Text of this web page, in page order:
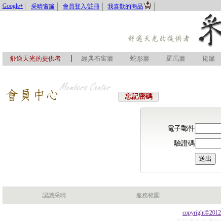
Google+ 采晴窗簾 會員登入/註冊 我喜歡的商品
舒適天光的提供者 | 經典布窗簾 蛇形簾 羅馬簾 捲簾
忘記密碼
電子郵件
驗證碼
認識采晴 服務範圍